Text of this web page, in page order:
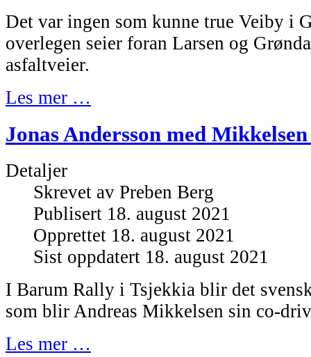
Det var ingen som kunne true Veiby i
overlegen seier foran Larsen og
asfaltveier.
Les mer …
Jonas Andersson med
Detaljer
Skrevet av Preben Berg
Publisert 18. august 2021
Opprettet 18. august 2021
Sist oppdatert 18. august 2021
I Barum Rally i Tsjekkia blir det
som blir Andreas Mikkelsen sin co-
Les mer …